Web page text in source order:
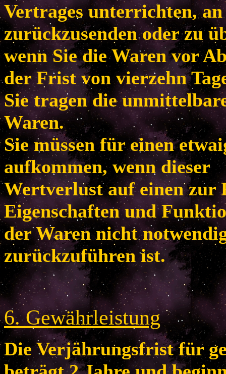
Vertrages unterrichten, an
zurückzusenden oder zu
wenn Sie die Waren vor
der Frist von vierzehn
Sie tragen die
Waren.
Sie müssen für einen
aufkommen, wenn dieser
Wertverlust auf einen zur
Eigenschaften und
der Waren nicht
zurückzuführen ist.
6. Gewährleistung
Die Verjährungsfrist für